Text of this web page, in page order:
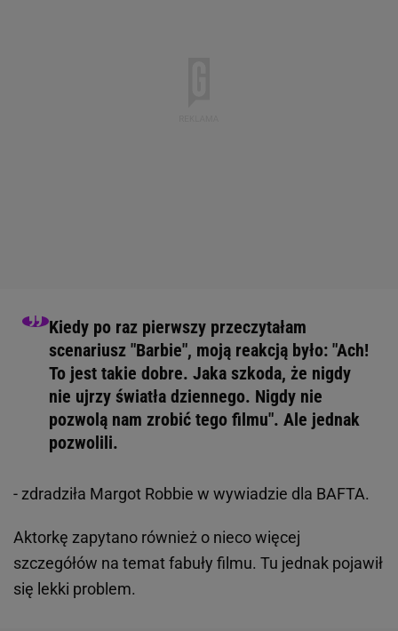
Kiedy po raz pierwszy przeczytałam
scenariusz "Barbie", moją reakcją było: "Ach!
To jest takie dobre. Jaka szkoda, że nigdy
nie ujrzy światła dziennego. Nigdy nie
pozwolą nam zrobić tego filmu". Ale jednak
pozwolili.
- zdradziła Margot Robbie w wywiadzie dla BAFTA.
Aktorkę zapytano również o nieco więcej
szczegółów na temat fabuły filmu. Tu jednak pojawił
się lekki problem.